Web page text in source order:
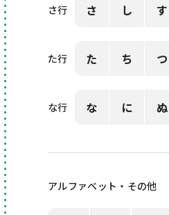
さ行 さ し す
た行 た ち つ
な行 な に ぬ
アルファベット・その他